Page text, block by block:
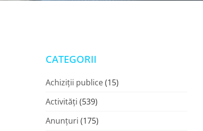
CATEGORII
Achiziții publice(15)
Activități (539)
Anunțuri (175)